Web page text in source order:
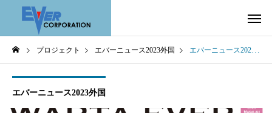
プロジェクト エバーニュース2023外国 エバーニュース2023春号〜Indonesia〜
エバーニュース2023外国